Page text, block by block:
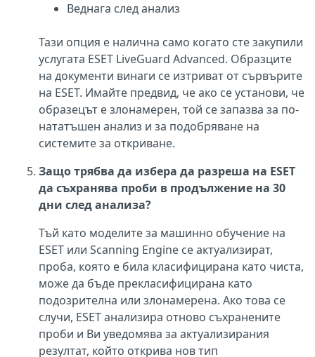
Веднага след анализ
Тази опция е налична само когато сте закупили
услугата ESET LiveGuard Advanced. Образците
на документи винаги се изтриват от сървърите
на ESET. Имайте предвид, че ако се установи, че
образецът е злонамерен, той се запазва за по-
нататъшен анализ и за подобряване на
системите за откриване.
Защо трябва да избера да разреша на ESET
да съхранява проби в продължение на 30
дни след анализа?
Тъй като моделите за машинно обучение на
ESET или Scanning Engine се актуализират,
проба, която е била класифицирана като чиста,
може да бъде прекласифицирана като
подозрителна или злонамерена. Ако това се
случи, ESET анализира отново съхранените
проби и Ви уведомява за актуализирания
резултат, който открива нов тип